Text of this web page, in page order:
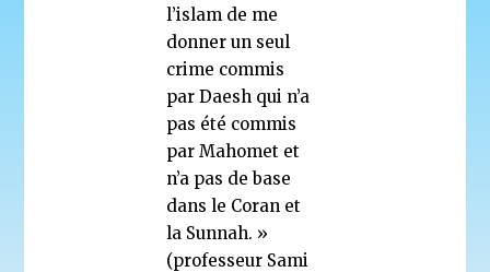
l’islam de me
donner un seul
crime commis
par Daesh qui n’a
pas été commis
par Mahomet et
n’a pas de base
dans le Coran et
la Sunnah. »
(professeur Sami